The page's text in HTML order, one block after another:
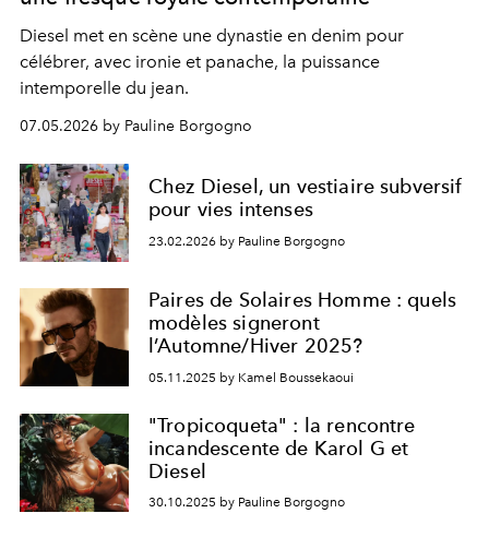
Diesel met en scène une dynastie en denim pour
célébrer, avec ironie et panache, la puissance
intemporelle du jean.
07.05.2026 by Pauline Borgogno
Chez Diesel, un vestiaire subversif
pour vies intenses
23.02.2026 by Pauline Borgogno
Paires de Solaires Homme : quels
modèles signeront
l’Automne/Hiver 2025?
05.11.2025 by Kamel Boussekaoui
"Tropicoqueta" : la rencontre
incandescente de Karol G et
Diesel
30.10.2025 by Pauline Borgogno